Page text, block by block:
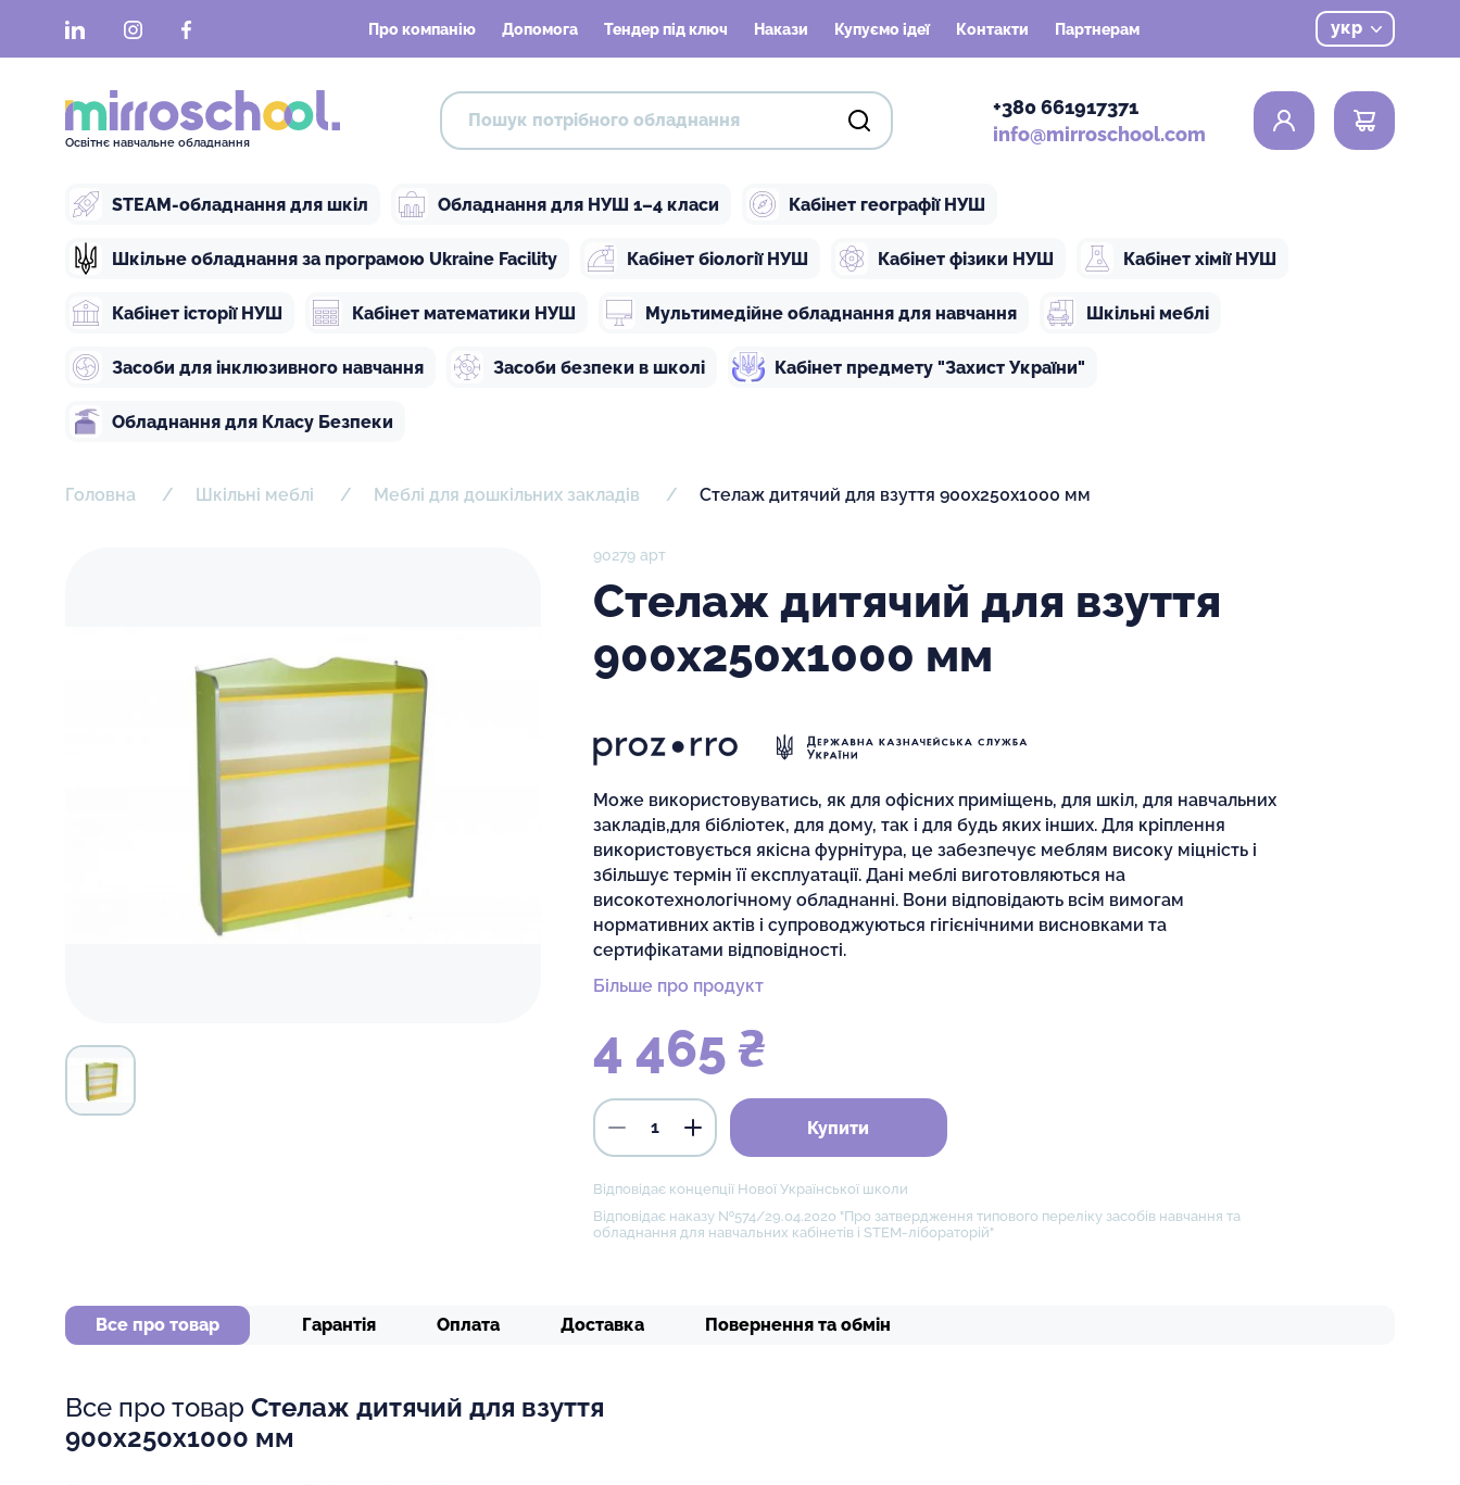
LinkedInInstagramFacebook Про компанію Допомога Тендер під ключ Накази Купуємо ідеї Контакти Партнерам укр
Освітнє навчальне обладнання
+380 661917371
info@mirroschool.com
0
STEAM-обладнання для шкіл Обладнання для НУШ 1–4 класи Кабінет географії НУШ
Шкільне обладнання за програмою Ukraine Facility Кабінет біології НУШ Кабінет фізики НУШ Кабінет хімії НУШ
Кабінет історії НУШ Кабінет математики НУШ Мультимедійне обладнання для навчання Шкільні меблі
Засоби для інклюзивного навчання Засоби безпеки в школі Кабінет предмету "Захист України"
Обладнання для Класу Безпеки
Головна Шкільні меблі Меблі для дошкільних закладів Стелаж дитячий для взуття 900х250х1000 мм
90279 арт
Стелаж дитячий для взуття
900х250х1000 мм
Може використовуватись, як для офісних приміщень, для шкіл, для навчальних
закладів,для бібліотек, для дому, так і для будь яких інших. Для кріплення
використовується якісна фурнітура, це забезпечує меблям високу міцність і
збільшує термін її експлуатації. Дані меблі виготовляються на
високотехнологічному обладнанні. Вони відповідають всім вимогам
нормативних актів і супроводжуються гігієнічними висновками та
сертифікатами відповідності.
Більше про продукт
4 465 ₴
Купити
Відповідає концепції Нової Української школи
Відповідає наказу №574/29.04.2020 "Про затвердження типового переліку засобів навчання та
обладнання для навчальних кабінетів і STEM-лібораторій"
Все про товар Гарантія Оплата Доставка Повернення та обмін
Все про товар Стелаж дитячий для взуття
900х250х1000 мм